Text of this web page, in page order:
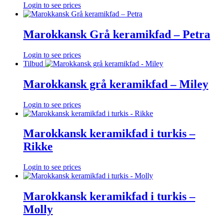
Login to see prices
Marokkansk Grå keramikfad – Petra
Login to see prices
Tilbud
Marokkansk grå keramikfad – Miley
Login to see prices
Marokkansk keramikfad i turkis –
Rikke
Login to see prices
Marokkansk keramikfad i turkis –
Molly